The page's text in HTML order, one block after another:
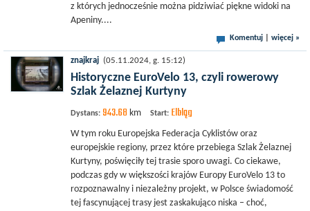
z których jednocześnie można pidziwiać piękne widoki na
Apeniny....
Komentuj więcej »
znajkraj (05.11.2024, g. 15:12)
Historyczne EuroVelo 13, czyli rowerowy
Szlak Żelaznej Kurtyny
Dystans: 943.68 km Start: Elbląg
W tym roku Europejska Federacja Cyklistów oraz
europejskie regiony, przez które przebiega Szlak Żelaznej
Kurtyny, poświęciły tej trasie sporo uwagi. Co ciekawe,
podczas gdy w większości krajów Europy EuroVelo 13 to
rozpoznawalny i niezależny projekt, w Polsce świadomość
tej fascynującej trasy jest zaskakująco niska – choć,